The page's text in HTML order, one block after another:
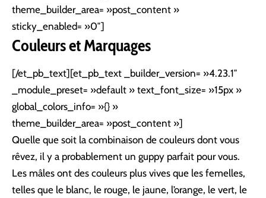
theme_builder_area= »post_content »
sticky_enabled= »0″]
Couleurs et Marquages
[/et_pb_text][et_pb_text _builder_version= »4.23.1″
_module_preset= »default » text_font_size= »15px »
global_colors_info= »{} »
theme_builder_area= »post_content »]
Quelle que soit la combinaison de couleurs dont vous
rêvez, il y a probablement un guppy parfait pour vous.
Les mâles ont des couleurs plus vives que les femelles,
telles que le blanc, le rouge, le jaune, l’orange, le vert, le